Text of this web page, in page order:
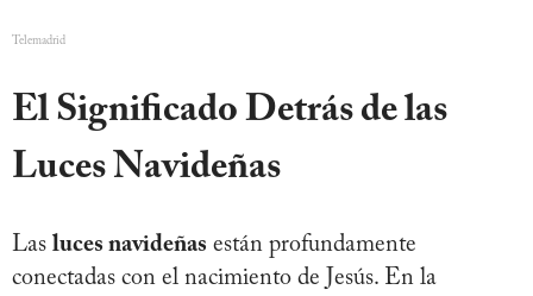
Telemadrid
El Significado Detrás de las
Luces Navideñas
Las luces navideñas están profundamente
conectadas con el nacimiento de Jesús. En la